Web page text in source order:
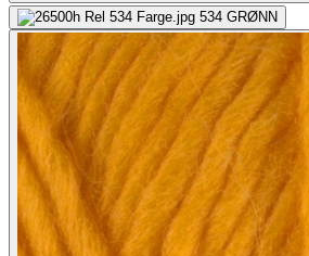
534 GRØNN